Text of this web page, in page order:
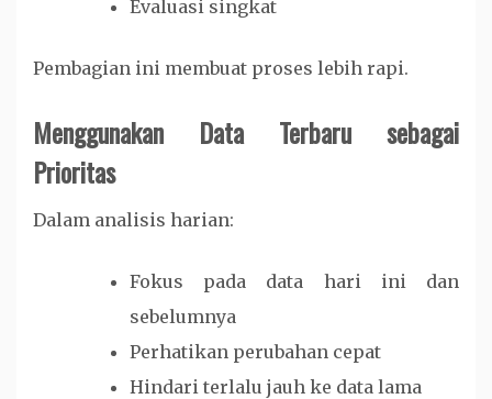
Evaluasi singkat
Pembagian ini membuat proses lebih rapi.
Menggunakan Data Terbaru sebagai
Prioritas
Dalam analisis harian:
Fokus pada data hari ini dan
sebelumnya
Perhatikan perubahan cepat
Hindari terlalu jauh ke data lama